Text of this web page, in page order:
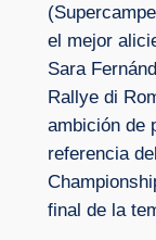
el mejor
Sara
Rallye di
ambición de
referencia
final de la